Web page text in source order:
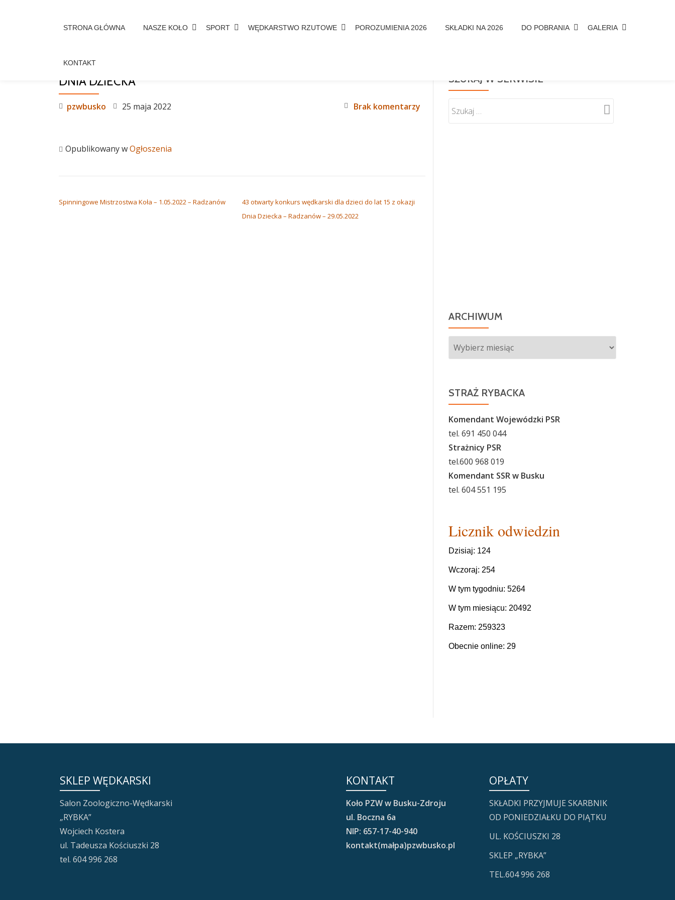
STRONA GŁÓWNA NASZE KOŁO SPORT WĘDKARSTWO RZUTOWE POROZUMIENIA 2026 SKŁADKI NA 2026 DO POBRANIA GALERIA
KONTAKT
43 OTWARTE ZAWODY WĘDKARSKIE DLA DZIECI DO LAT 15 Z OKAZJI
DNIA DZIECKA
pzwbusko 25 maja 2022 Brak komentarzy
Opublikowany wOgłoszenia
Spinningowe Mistrzostwa Koła – 1.05.2022 – Radzanów
43 otwarty konkurs wędkarski dla dzieci do lat 15 z okazji
Dnia Dziecka – Radzanów – 29.05.2022
SZUKAJ W SERWISIE
ARCHIWUM
Archiwum
STRAŻ RYBACKA
Komendant Wojewódzki PSR
tel. 691 450 044
Strażnicy PSR
tel.600 968 019
Komendant SSR w Busku
tel. 604 551 195
Licznik odwiedzin
Dzisiaj: 124
Wczoraj: 254
W tym tygodniu: 5264
W tym miesiącu: 20492
Razem: 259323
Obecnie online: 29
SKLEP WĘDKARSKI
Salon Zoologiczno-Wędkarski
„RYBKA”
Wojciech Kostera
ul. Tadeusza Kościuszki 28
tel. 604 996 268
KONTAKT
Koło PZW w Busku-Zdroju
ul. Boczna 6a
NIP: 657-17-40-940
kontakt(małpa)pzwbusko.pl
OPŁATY
SKŁADKI PRZYJMUJE SKARBNIK
OD PONIEDZIAŁKU DO PIĄTKU
UL. KOŚCIUSZKI 28
SKLEP „RYBKA”
TEL.604 996 268